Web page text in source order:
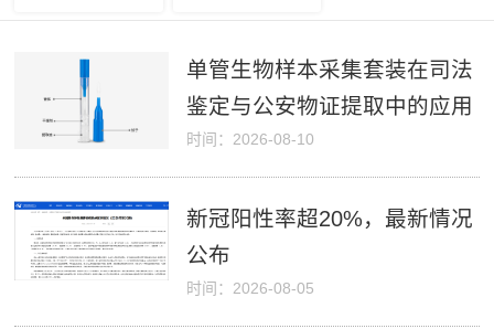
单管生物样本采集套装在司法
鉴定与公安物证提取中的应用
时间：2026-08-10
新冠阳性率超20%，最新情况
公布
时间：2026-08-05